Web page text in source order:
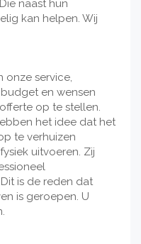
naast hun
kan helpen. Wij
onze service,
en wensen
op te stellen.
het idee dat het
te verhuizen
uitvoeren. Zij
is de reden dat
is geroepen. U